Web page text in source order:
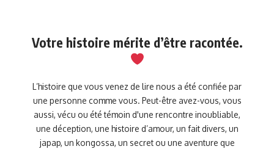
Votre histoire mérite d’être racontée.
L’histoire que vous venez de lire nous a été confiée par
une personne comme vous. Peut-être avez-vous, vous
aussi, vécu ou été témoin d'une rencontre inoubliable,
une déception, une histoire d’amour, un fait divers, un
japap, un kongossa, un secret ou une aventure que